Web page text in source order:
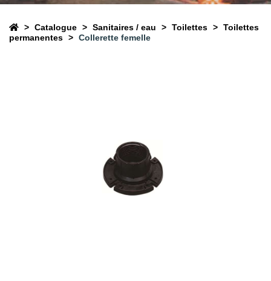
Catalogue Sanitaires / eau Toilettes
Toilettes
permanentes
Collerette femelle